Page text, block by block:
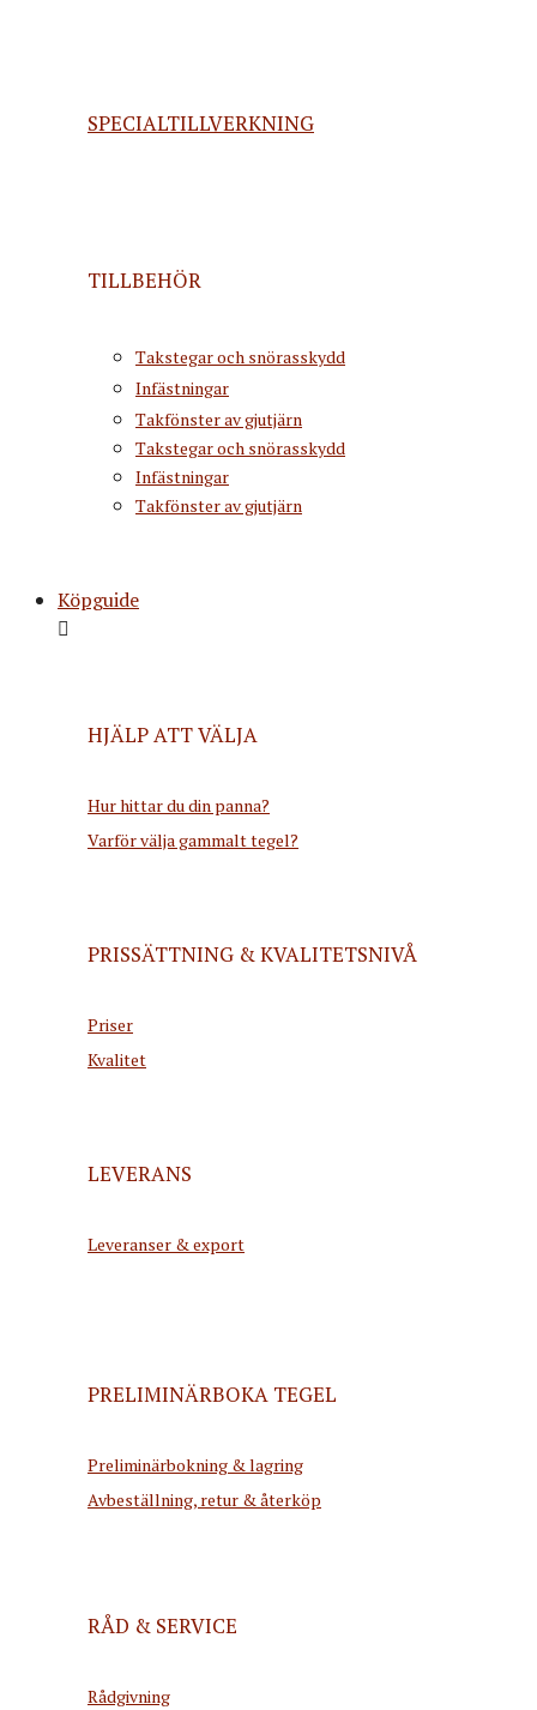
SPECIALTILLVERKNING
TILLBEHÖR
Takstegar och snörasskydd
Infästningar
Takfönster av gjutjärn
Takstegar och snörasskydd
Infästningar
Takfönster av gjutjärn
Köpguide
HJÄLP ATT VÄLJA
Hur hittar du din panna?
Varför välja gammalt tegel?
PRISSÄTTNING & KVALITETSNIVÅ
Priser
Kvalitet
LEVERANS
Leveranser & export
PRELIMINÄRBOKA TEGEL
Preliminärbokning & lagring
Avbeställning, retur & återköp
RÅD & SERVICE
Rådgivning